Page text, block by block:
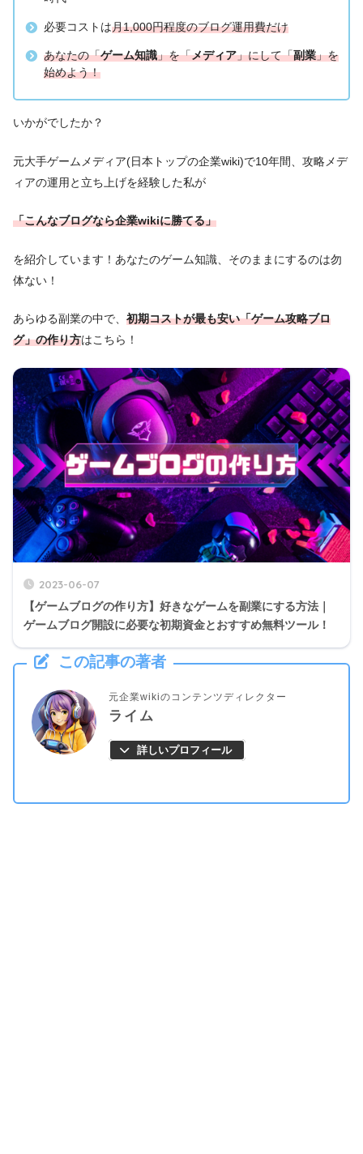
必要コストは月1,000円程度のブログ運用費だけ
あなたの「ゲーム知識」を「メディア」にして「副業」を
始めよう！
いかがでしたか？
元大手ゲームメディア(日本トップの企業wiki)で10年間、攻略メデ
ィアの運用と立ち上げを経験した私が
「こんなブログなら企業wikiに勝てる」
を紹介しています！あなたのゲーム知識、そのままにするのは勿
体ない！
あらゆる副業の中で、 初期コストが最も安い「ゲーム攻略ブロ
グ」の作り方はこちら！
2023-06-07
【ゲームブログの作り方】好きなゲームを副業にする方法｜
ゲームブログ開設に必要な初期資金とおすすめ無料ツール！
この記事の著者
元企業wikiのコンテンツディレクター
ライム
詳しいプロフィール